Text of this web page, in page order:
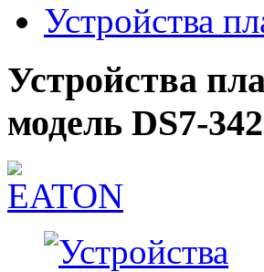
Устройства
Устройства
модель DS7-